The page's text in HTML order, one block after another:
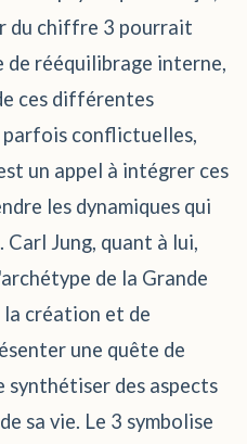
du chiffre 3 pourrait
de rééquilibrage interne,
ces différentes
conflictuelles,
un appel à intégrer ces
les dynamiques qui
Jung, quant à lui,
de la Grande
création et de
une quête de
des aspects
sa vie. Le 3 symbolise